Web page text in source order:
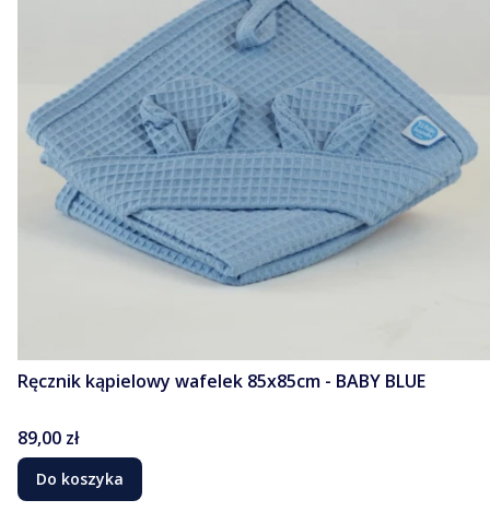
Ręcznik kąpielowy wafelek 85x85cm - BABY BLUE
Cena
89,00 zł
Do koszyka